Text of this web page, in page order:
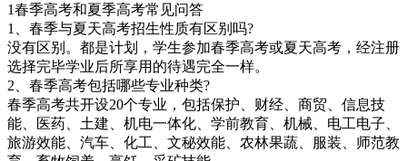
1春季高考和夏季高考常见问答
1、春季与夏天高考招生性质有区别吗?
没有区别。都是计划，学生参加春季高考或夏天高考，经注册
选择完毕学业后所享用的待遇完全一样。
2、春季高考包括哪些专业种类?
春季高考共开设20个专业，包括保护、财经、商贸、信息技
能、医药、土建、机电一体化、学前教育、机械、电工电子、
旅游效能、汽车、化工、文秘效能、农林果蔬、服装、师范教